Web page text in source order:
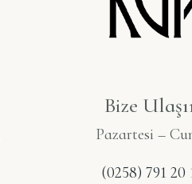
Bize
Pazartesi –
(0258) 791 20